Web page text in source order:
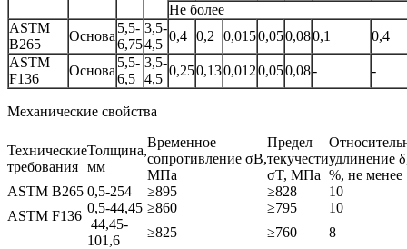
Не более
ASTM
B265
Основа
5,5-
6,75
3,5-
4,5
0,4 0,2 0,0150,050,080,1
0,4
ASTM
F136
Основа
5,5-
6,5
3,5-
4,5
0,250,130,0120,050,08- -
Механические свойства
Технические
требования
Толщина,
мм
Временное
сопротивление σB,
МПа
Предел
текучести
σT, МПа
удлинение
%, не менее
ASTM B265 0,5-254 ≥895 ≥828
10
ASTM F136
0,5-44,45 ≥860 ≥795
10
44,45-
101,6
≥825 ≥760 8